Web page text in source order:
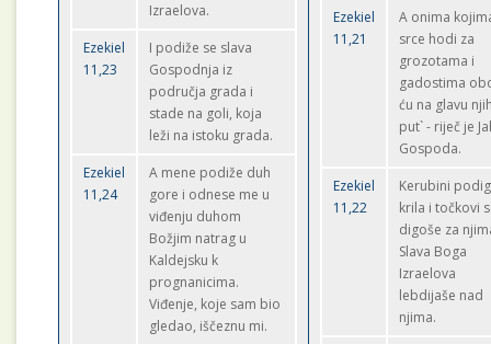
Izraelova.
Ezekiel
11,23
I podiže se slava
Gospodnja iz
područja grada i
stade na goli, koja
leži na istoku grada.
Ezekiel
11,24
A mene podiže duh
gore i odnese me u
viđenju duhom
Božjim natrag u
Kaldejsku k
prognanicima.
Viđenje, koje sam bio
gledao, iščeznu mi.
Ezekiel
11,21
A onima
srce hodi za
grozotama i
gadostima
ću na glavu
put` - riječ je
Gospoda.
Ezekiel
11,22
Kerubini
krila i točkovi
digoše za
Slava Boga
Izraelova
lebdijaše nad
njima.